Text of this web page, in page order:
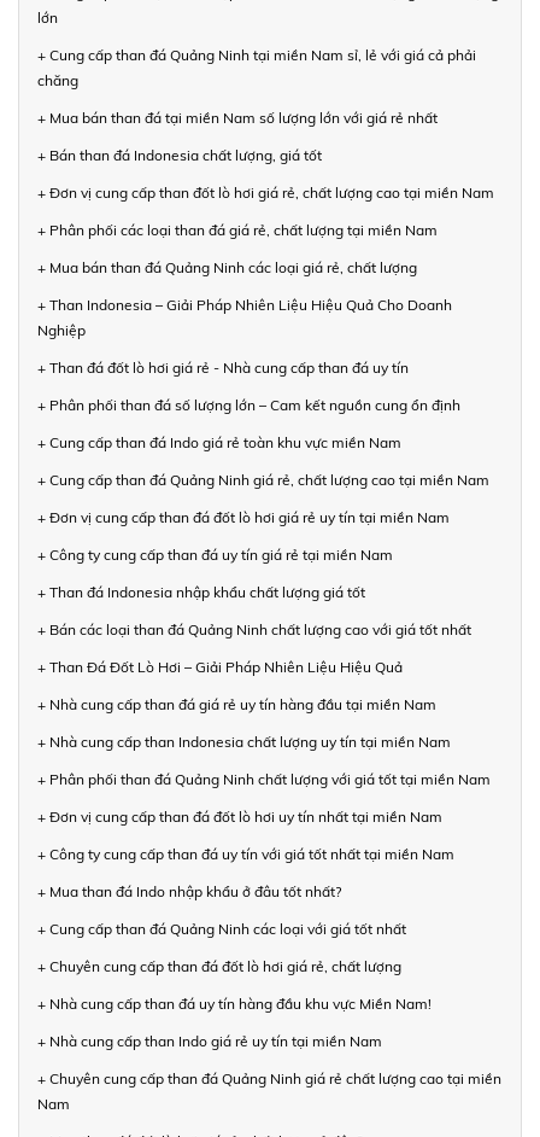
lớn
+ Cung cấp than đá Quảng Ninh tại miền Nam sỉ, lẻ với giá cả phải
chăng
+ Mua bán than đá tại miền Nam số lượng lớn với giá rẻ nhất
+ Bán than đá Indonesia chất lượng, giá tốt
+ Đơn vị cung cấp than đốt lò hơi giá rẻ, chất lượng cao tại miền Nam
+ Phân phối các loại than đá giá rẻ, chất lượng tại miền Nam
+ Mua bán than đá Quảng Ninh các loại giá rẻ, chất lượng
+ Than Indonesia – Giải Pháp Nhiên Liệu Hiệu Quả Cho Doanh
Nghiệp
+ Than đá đốt lò hơi giá rẻ - Nhà cung cấp than đá uy tín
+ Phân phối than đá số lượng lớn – Cam kết nguồn cung ổn định
+ Cung cấp than đá Indo giá rẻ toàn khu vực miền Nam
+ Cung cấp than đá Quảng Ninh giá rẻ, chất lượng cao tại miền Nam
+ Đơn vị cung cấp than đá đốt lò hơi giá rẻ uy tín tại miền Nam
+ Công ty cung cấp than đá uy tín giá rẻ tại miền Nam
+ Than đá Indonesia nhập khẩu chất lượng giá tốt
+ Bán các loại than đá Quảng Ninh chất lượng cao với giá tốt nhất
+ Than Đá Đốt Lò Hơi – Giải Pháp Nhiên Liệu Hiệu Quả
+ Nhà cung cấp than đá giá rẻ uy tín hàng đầu tại miền Nam
+ Nhà cung cấp than Indonesia chất lượng uy tín tại miền Nam
+ Phân phối than đá Quảng Ninh chất lượng với giá tốt tại miền Nam
+ Đơn vị cung cấp than đá đốt lò hơi uy tín nhất tại miền Nam
+ Công ty cung cấp than đá uy tín với giá tốt nhất tại miền Nam
+ Mua than đá Indo nhập khẩu ở đâu tốt nhất?
+ Cung cấp than đá Quảng Ninh các loại với giá tốt nhất
+ Chuyên cung cấp than đá đốt lò hơi giá rẻ, chất lượng
+ Nhà cung cấp than đá uy tín hàng đầu khu vực Miền Nam!
+ Nhà cung cấp than Indo giá rẻ uy tín tại miền Nam
+ Chuyên cung cấp than đá Quảng Ninh giá rẻ chất lượng cao tại miền
Nam